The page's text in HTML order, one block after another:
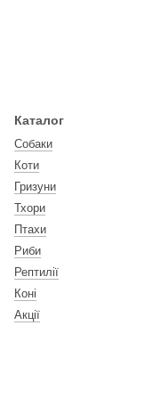
Каталог
Собаки
Коти
Гризуни
Тхори
Птахи
Риби
Рептилії
Коні
Акції